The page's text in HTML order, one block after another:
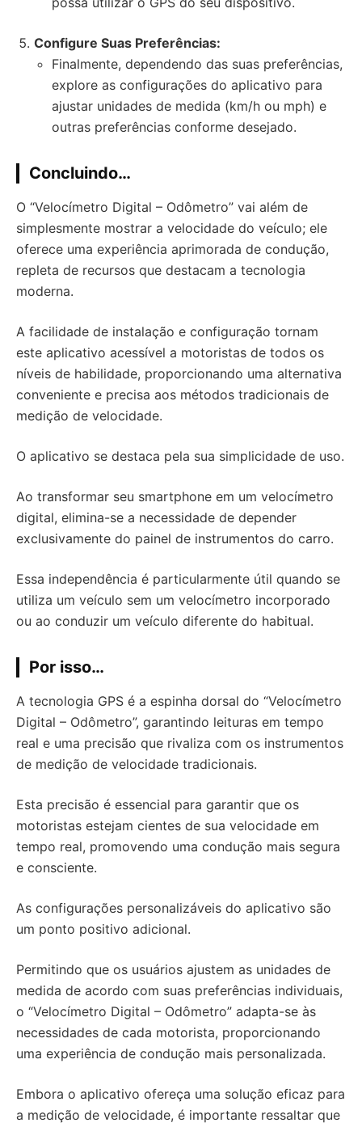
Configure Suas Preferências:
Finalmente, dependendo das suas preferências,
explore as configurações do aplicativo para
ajustar unidades de medida (km/h ou mph) e
outras preferências conforme desejado.
Concluindo…
O “Velocímetro Digital – Odômetro” vai além de
simplesmente mostrar a velocidade do veículo; ele
oferece uma experiência aprimorada de condução,
repleta de recursos que destacam a tecnologia
moderna.
A facilidade de instalação e configuração tornam
este aplicativo acessível a motoristas de todos os
níveis de habilidade, proporcionando uma alternativa
conveniente e precisa aos métodos tradicionais de
medição de velocidade.
O aplicativo se destaca pela sua simplicidade de uso.
Ao transformar seu smartphone em um velocímetro
digital, elimina-se a necessidade de depender
exclusivamente do painel de instrumentos do carro.
Essa independência é particularmente útil quando se
utiliza um veículo sem um velocímetro incorporado
ou ao conduzir um veículo diferente do habitual.
Por isso…
A tecnologia GPS é a espinha dorsal do “Velocímetro
Digital – Odômetro”, garantindo leituras em tempo
real e uma precisão que rivaliza com os instrumentos
de medição de velocidade tradicionais.
Esta precisão é essencial para garantir que os
motoristas estejam cientes de sua velocidade em
tempo real, promovendo uma condução mais segura
e consciente.
As configurações personalizáveis do aplicativo são
um ponto positivo adicional.
Permitindo que os usuários ajustem as unidades de
medida de acordo com suas preferências individuais,
o “Velocímetro Digital – Odômetro” adapta-se às
necessidades de cada motorista, proporcionando
uma experiência de condução mais personalizada.
Embora o aplicativo ofereça uma solução eficaz para
a medição de velocidade, é importante ressaltar que